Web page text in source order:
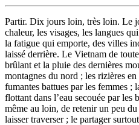
Partir. Dix jours loin, très loin. Le
chaleur, les visages, les langues
la fatigue qui emporte, des villes
laissé derrière. Le Vietnam de
brûlant et la pluie des dernières
montagnes du nord ; les rizières
fumantes battues par les femmes ;
flottant dans l’eau secouée par les
même au loin, de retenir un peu
laisser traverser ; le partager